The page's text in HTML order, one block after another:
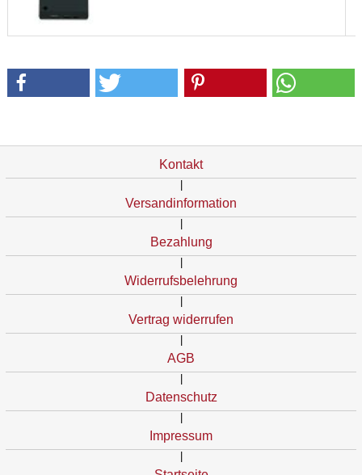
Kontakt
Versandinformation
Bezahlung
Widerrufsbelehrung
Vertrag widerrufen
AGB
Datenschutz
Impressum